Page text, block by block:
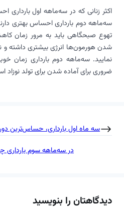
اکثر زنانی که در سه‌ماهه اول
سه‌ماهه دوم بارداری احساس بهتری
تهوع صبحگاهی باید به مرور زمان
شدن هورمون‌ها انرژی بیشتری داشته
نمایید. سه‌ماهه دوم بارداری زمان
ضروری برای آماده شدن برای تولد نوزاد
سه ماه اول بارداری، حساس‌‎ترین دوران زندگی جنین
در سه‌ماهه سوم بارداری
دیدگاهتان را بنویسید